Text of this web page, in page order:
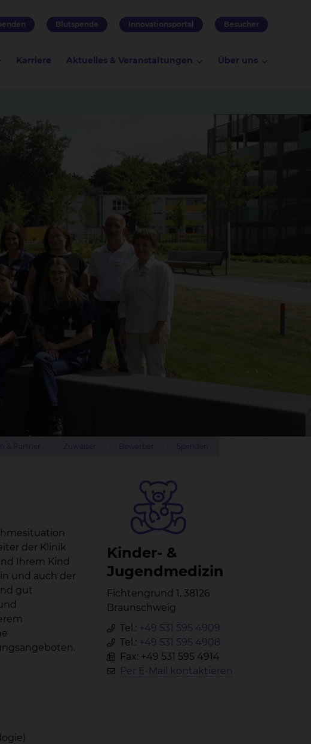
Blutspende Innovationsportal Besucher
Karriere Aktuelles & Veranstaltungen Über uns
Kin­der- &
Ju­gend­me­di­zin
Fichtengrund 1, 38126
Braunschweig
Tel.: +49 531 595 4909
Tel.: +49 531 595 4908
Fax: +49 531 595 4914
Per E-Mail kontaktieren
der Klinik
Ihrem Kind
und auch der
gut